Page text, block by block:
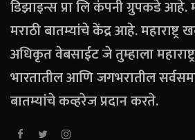
डिझाइन्स प्रा लि कंपनी ग्रुपकडे आहे.
मराठी बातम्यांचे केंद्र आहे.
अधिकृत वेबसाईट जे तुम्हाला
भारतातील आणि जगभरातील
बातम्यांचे कव्हरेज प्रदान करते.